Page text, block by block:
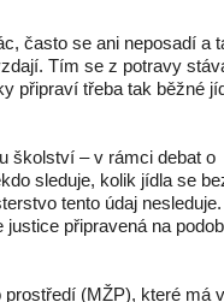
často se ani neposadí a
Tím se z potravy
připraví třeba tak běžné
školství – v rámci debat o
sleduje, kolik jídla se
tento údaj nesleduje.
připravená na
(MŽP), které má v